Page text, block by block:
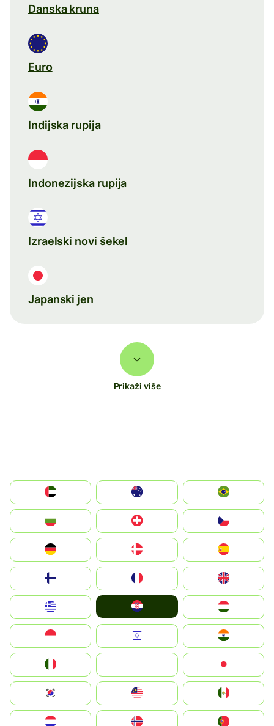
Danska kruna
Euro
Indijska rupija
Indonezijska rupija
Izraelski novi šekel
Japanski jen
Prikaži više
الإمارات العربية المتحدة
Switzerland
Deutschland
United Kingdom
Magyarország
South Korea